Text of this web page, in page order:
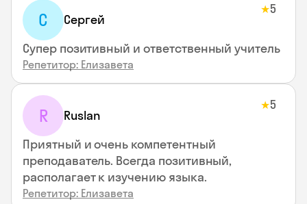
С Сергей
★5
Супер позитивный и ответственный учитель
Репетитор: Елизавета
R Ruslan
★5
Приятный и очень компетентный
преподаватель. Всегда позитивный,
располагает к изучению языка.
Репетитор: Елизавета